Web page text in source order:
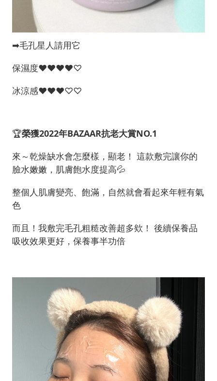
➡︎毛孔星人請用它
保濕度♥︎♥︎♥︎♥︎♡
冰涼感♥︎♥︎♥︎♡♡
🏆榮獲2022年BAZAAR抗老大賞NO.1
來～乾燥缺水會怎麼樣，顯老！ 這款敷完讓你的
臉水嫩嫩，肌膚飽水度提高💦
整個人肌膚變亮、飽滿，自然就會看起來年輕有氣
色
而且！我敷完毛孔粗糙改善超多欸！ 後續保養品
吸收效果更好，保養事半功倍